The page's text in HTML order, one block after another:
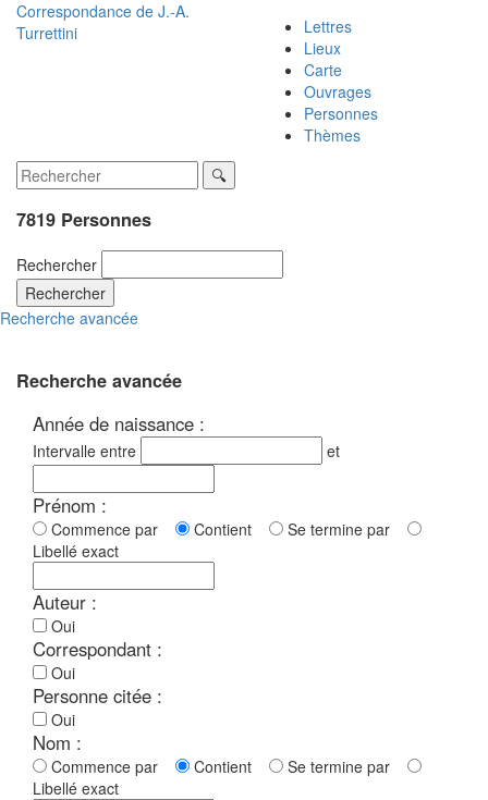
Correspondance de J.-A.
Turrettini
Lettres
Lieux
Carte
Ouvrages
Personnes
Thèmes
7819 Personnes
Rechercher
Rechercher
Recherche avancée
Recherche avancée
Année de naissance :
Intervalle entre et
Prénom :
Commence par Contient
Se termine par
Libellé exact
Auteur :
Oui
Correspondant :
Oui
Personne citée :
Oui
Nom :
Commence par Contient
Se termine par
Libellé exact